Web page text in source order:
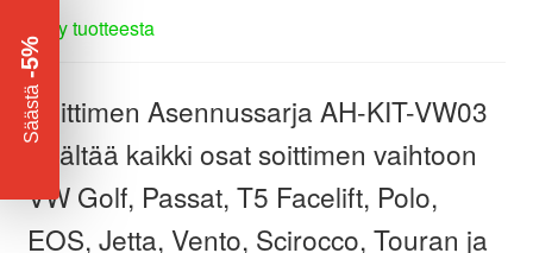
Kysy tuotteesta
Soittimen Asennussarja AH-KIT-VW03
sisältää kaikki osat soittimen vaihtoon
VW Golf, Passat, T5 Facelift, Polo,
EOS, Jetta, Vento, Scirocco, Touran ja
Säästä
-5%